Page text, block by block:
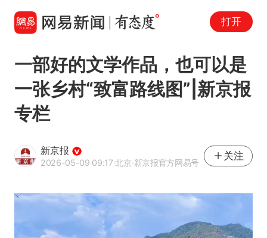
打开
一部好的文学作品，也可以是
一张乡村“致富路线图”|新京报
专栏
新京报
2026-05-09 09:17·北京·新京报官方网易号
关注